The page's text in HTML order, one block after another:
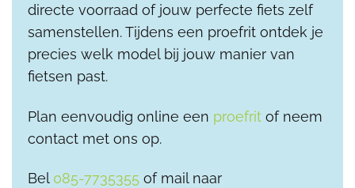
directe voorraad of jouw perfecte fiets zelf
samenstellen. Tijdens een proefrit ontdek je
precies welk model bij jouw manier van
fietsen past.
Plan eenvoudig online een proefrit of neem
contact met ons op.
Bel 085-7735355 of mail naar